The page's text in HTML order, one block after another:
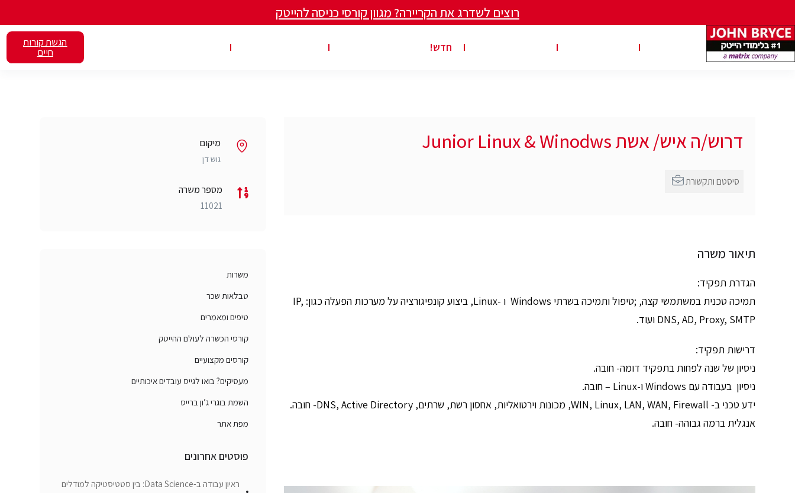
רוצים לשדרג את הקריירה? מגוון קורסי כניסה להייטק
חדש! הגשת קורות
חיים
דרוש/ה איש/ אשת Junior Linux & Winodws
תיאור משרה
הגדרת תפקיד:
תמיכה טכנית במשתמשי קצה, ;טיפול ותמיכה בשרתי Windows ו -Linux, ביצוע קונפיגורציה על מערכות הפעלה כגון: IP,
DNS, AD, Proxy, SMTP ועוד.
דרישות תפקיד:
ניסיון של שנה לפחות בתפקיד דומה- חובה.
ניסיון בעבודה עם Windows ו-Linux – חובה.
ידע טכני ב- WIN, Linux, LAN, WAN, Firewall, מכונות וירטואליות, אחסון רשת, שרתים, DNS, Active Directory- חובה.
אנגלית ברמה גבוהה- חובה.
מיקום
גוש דן
מספר משרה
11021
משרות
טבלאות שכר
טיפים ומאמרים
קורסי הכשרה לעולם ההייטק
קורסים מקצועיים
מעסיקים? בואו לגייס עובדים איכותיים
השמת בוגרי ג’ון ברייס
מפת אתר
פוסטים אחרונים
ראיון עבודה ב-Data Science: בין סטטיסטיקה למודלים